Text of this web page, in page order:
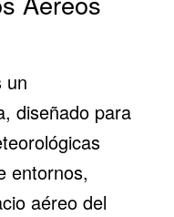
un
diseñado para
entornos,
aéreo del